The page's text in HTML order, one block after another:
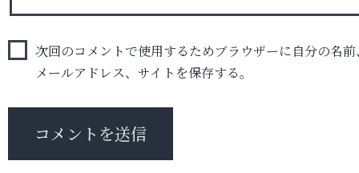
次回のコメントで使用するためブラウザーに自分の名前
メールアドレス、サイトを保存する。